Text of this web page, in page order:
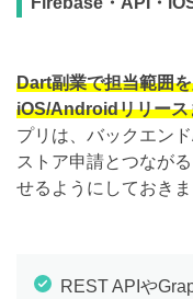
Dart副業で担当範囲
iOS/Androidリリース
プリは、バックエン
ストア申請とつなが
せるようにしておきま
REST APIや